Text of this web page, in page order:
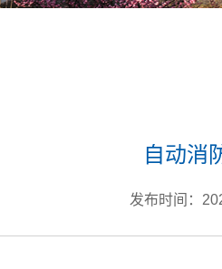
自动消
发布时间：